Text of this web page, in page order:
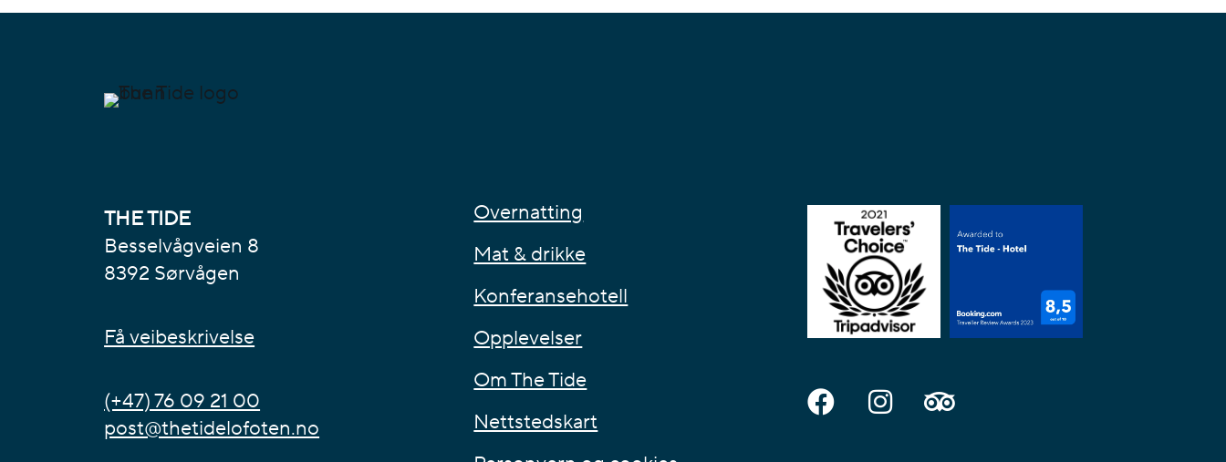
THE TIDE
Besselvågveien 8
8392 Sørvågen
Få veibeskrivelse
(+47) 76 09 21 00
post@thetidelofoten.no
Overnatting
Mat & drikke
Konferansehotell
Opplevelser
Om The Tide
Nettstedskart